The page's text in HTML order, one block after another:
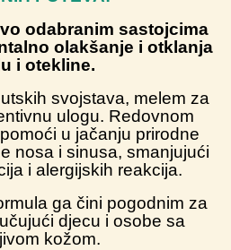
odabranim sastojcima
olakšanje i otklanja
i otekline.
svojstava, melem za
ulogu. Redovnom
u jačanju prirodne
nosa i sinusa, smanjujući
i alergijskih reakcija.
ga čini pogodnim za
djecu i osobe sa
kožom.